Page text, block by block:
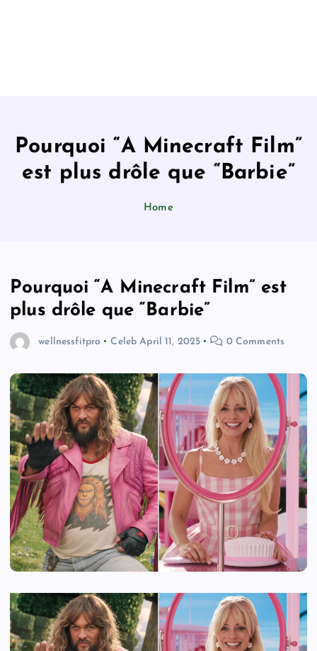
Pourquoi “A Minecraft Film”
est plus drôle que “Barbie”
Home
Pourquoi “A Minecraft Film” est
plus drôle que “Barbie”
wellnessfitpro Celeb April 11, 2025 0 Comments